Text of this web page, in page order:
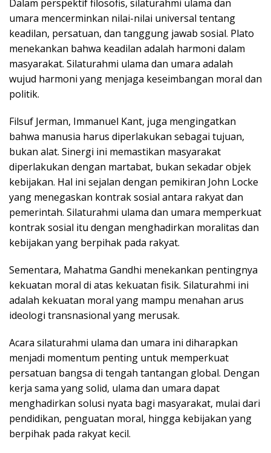
Dalam perspektif filosofis, silaturahmi ulama dan
umara mencerminkan nilai-nilai universal tentang
keadilan, persatuan, dan tanggung jawab sosial. Plato
menekankan bahwa keadilan adalah harmoni dalam
masyarakat. Silaturahmi ulama dan umara adalah
wujud harmoni yang menjaga keseimbangan moral dan
politik.
Filsuf Jerman, Immanuel Kant, juga mengingatkan
bahwa manusia harus diperlakukan sebagai tujuan,
bukan alat. Sinergi ini memastikan masyarakat
diperlakukan dengan martabat, bukan sekadar objek
kebijakan. Hal ini sejalan dengan pemikiran John Locke
yang menegaskan kontrak sosial antara rakyat dan
pemerintah. Silaturahmi ulama dan umara memperkuat
kontrak sosial itu dengan menghadirkan moralitas dan
kebijakan yang berpihak pada rakyat.
Sementara, Mahatma Gandhi menekankan pentingnya
kekuatan moral di atas kekuatan fisik. Silaturahmi ini
adalah kekuatan moral yang mampu menahan arus
ideologi transnasional yang merusak.
Acara silaturahmi ulama dan umara ini diharapkan
menjadi momentum penting untuk memperkuat
persatuan bangsa di tengah tantangan global. Dengan
kerja sama yang solid, ulama dan umara dapat
menghadirkan solusi nyata bagi masyarakat, mulai dari
pendidikan, penguatan moral, hingga kebijakan yang
berpihak pada rakyat kecil.